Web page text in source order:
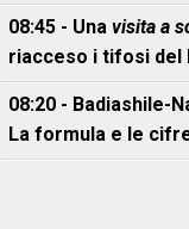
08:45 - Una visita a
riacceso i tifosi del
08:20 - Badiashile-
La formula e le